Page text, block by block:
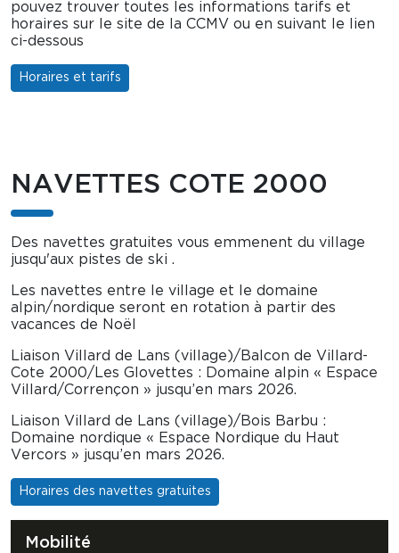
pouvez trouver toutes les informations tarifs et
horaires sur le site de la CCMV ou en suivant le lien
ci-dessous
Horaires et tarifs
NAVETTES COTE 2000
Des navettes gratuites vous emmenent du village
jusqu'aux pistes de ski .
Les navettes entre le village et le domaine
alpin/nordique seront en rotation à partir des
vacances de Noël
Liaison Villard de Lans (village)/Balcon de Villard-
Cote 2000/Les Glovettes : Domaine alpin « Espace
Villard/Corrençon » jusqu’en mars 2026.
Liaison Villard de Lans (village)/Bois Barbu :
Domaine nordique « Espace Nordique du Haut
Vercors » jusqu’en mars 2026.
Horaires des navettes gratuites
Mobilité